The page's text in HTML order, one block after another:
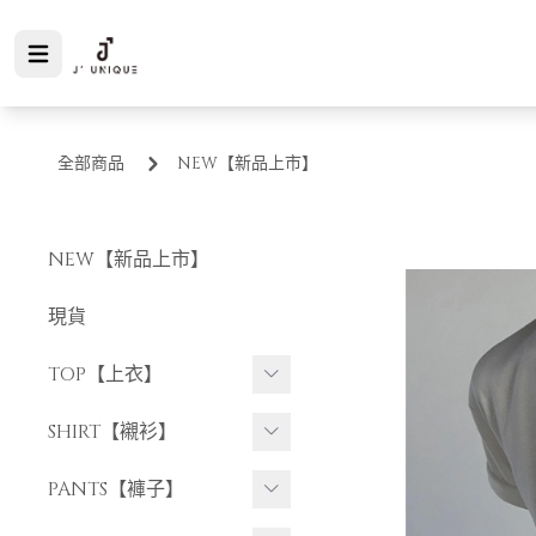
全部商品 NEW【新品上市】
NEW【新品上市】
現貨
TOP【上衣】
短袖上衣
長袖上衣
SHIRT【襯衫】
短袖襯衫
PANTS【褲子】